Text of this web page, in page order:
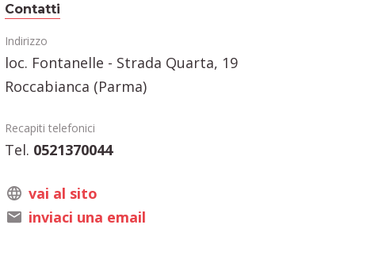
Contatti
Indirizzo
loc. Fontanelle - Strada Quarta, 19
Roccabianca (Parma)
Recapiti telefonici
Tel. 0521370044
vai al sito
inviaci una email